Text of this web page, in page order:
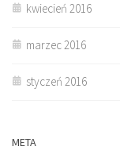
kwiecień 2016
marzec 2016
styczeń 2016
META